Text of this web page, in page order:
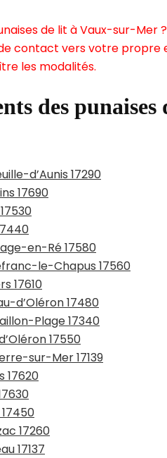
de lit à Vaux-sur-Mer
contact vers votre propre
les modalités.
des punaises
d’Aunis 17290
17690
en-Ré 17580
le-Chapus 17560
17610
d’Oléron 17480
Plage 17340
17550
sur-Mer 17139
17620
17260
17137